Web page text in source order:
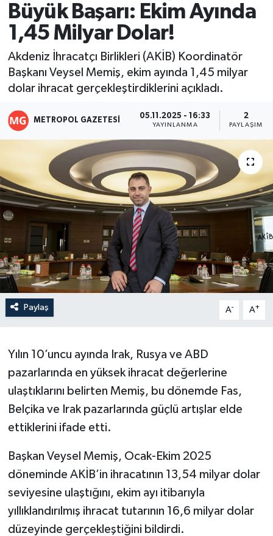
Büyük Başarı: Ekim Ayında
1,45 Milyar Dolar!
Akdeniz İhracatçı Birlikleri (AKİB) Koordinatör
Başkanı Veysel Memiş, ekim ayında 1,45 milyar
dolar ihracat gerçekleştirdiklerini açıkladı.
METROPOL GAZETESI 05.11.2025 - 16:33
YAYINLANMA
2
PAYLAŞIM
Paylaş A- A+
Yılın 10’uncu ayında Irak, Rusya ve ABD
pazarlarında en yüksek ihracat değerlerine
ulaştıklarını belirten Memiş, bu dönemde Fas,
Belçika ve Irak pazarlarında güçlü artışlar elde
ettiklerini ifade etti.
Başkan Veysel Memiş, Ocak-Ekim 2025
döneminde AKİB’in ihracatının 13,54 milyar dolar
seviyesine ulaştığını, ekim ayı itibarıyla
yıllıklandırılmış ihracat tutarının 16,6 milyar dolar
düzeyinde gerçekleştiğini bildirdi.
Resmi İlanlar